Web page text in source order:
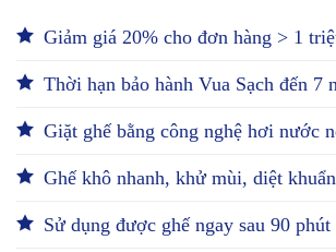
Giảm giá 20% cho đơn hàng > 1
Thời hạn bảo hành Vua Sạch đến 7
Giặt ghế bằng công nghệ hơi nước
Ghế khô nhanh, khử mùi, diệt
Sử dụng được ghế ngay sau 90 phút